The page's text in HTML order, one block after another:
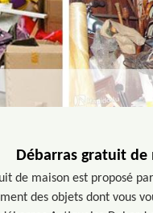
Débarras gratuit de
de maison est proposé
des objets dont vous